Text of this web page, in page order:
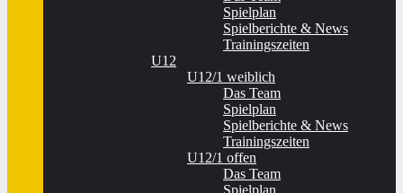
Spielplan
Spielberichte & News
Trainingszeiten
U12
U12/1 weiblich
Das Team
Spielplan
Spielberichte & News
Trainingszeiten
U12/1 offen
Das Team
Spielplan